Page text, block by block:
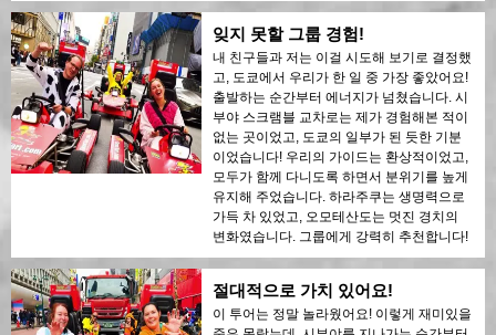
잊지 못할 그룹 경험!
내 친구들과 저는 이걸 시도해 보기로 결정했
고, 도쿄에서 우리가 한 일 중 가장 좋았어요!
출발하는 순간부터 에너지가 넘쳤습니다. 시
부야 스크램블 교차로는 제가 경험해본 적이
없는 곳이었고, 도쿄의 일부가 된 듯한 기분
이었습니다! 우리의 가이드는 환상적이었고,
모두가 함께 다니도록 하면서 분위기를 높게
유지해 주었습니다. 하라주쿠는 생명력으로
가득 차 있었고, 오모테산도는 멋진 경치의
변화였습니다. 그룹에게 강력히 추천합니다!
절대적으로 가치 있어요!
이 투어는 정말 놀라웠어요! 이렇게 재미있을